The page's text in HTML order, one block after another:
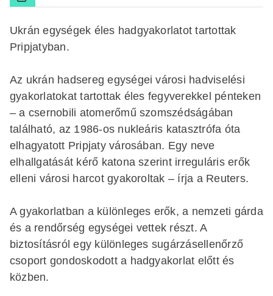
Ukrán egységek éles hadgyakorlatot tartottak
Pripjatyban.
Az ukrán hadsereg egységei városi hadviselési
gyakorlatokat tartottak éles fegyverekkel pénteken
– a csernobili atomerőmű szomszédságában
található, az 1986-os nukleáris katasztrófa óta
elhagyatott Pripjaty városában. Egy neve
elhallgatását kérő katona szerint irreguláris erők
elleni városi harcot gyakoroltak – írja a Reuters.
A gyakorlatban a különleges erők, a nemzeti gárda
és a rendőrség egységei vettek részt. A
biztosításról egy különleges sugárzásellenőrző
csoport gondoskodott a hadgyakorlat előtt és
közben.